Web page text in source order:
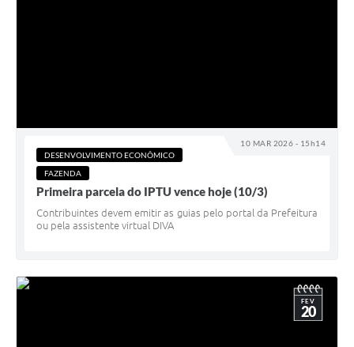
10 MAR 2026 - 15h14
DESENVOLVIMENTO ECONÔMICO
FAZENDA
Primeira parcela do IPTU vence hoje (10/3)
Contribuintes devem emitir as guias pelo portal da Prefeitura
ou pela assistente virtual DIVA
FEV
20